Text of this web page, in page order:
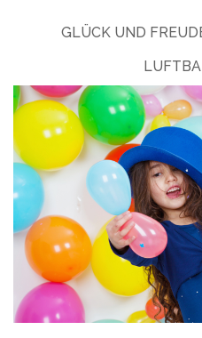
GLÜCK UND